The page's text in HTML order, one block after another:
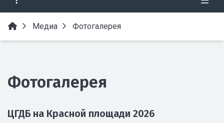
Медиа Фотогалерея
Фотогалерея
ЦГДБ на Красной площади 2026